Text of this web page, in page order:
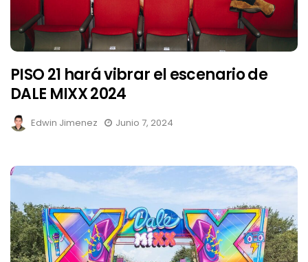
PISO 21 hará vibrar el escenario de
DALE MIXX 2024
Edwin Jimenez Junio 7, 2024